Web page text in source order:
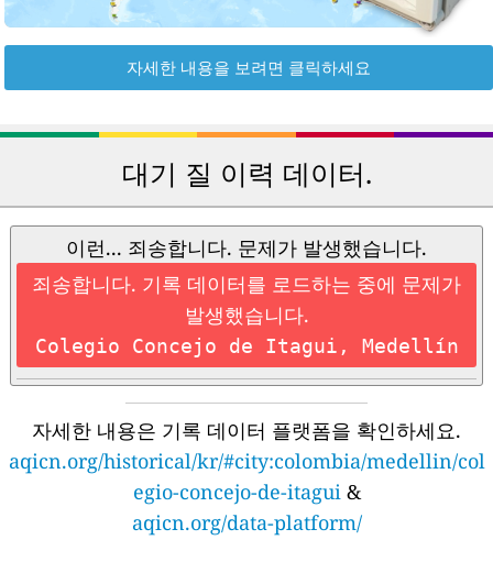
자세한 내용을 보려면 클릭하세요
대기 질 이력 데이터.
이런... 죄송합니다. 문제가 발생했습니다.
죄송합니다. 기록 데이터를 로드하는 중에 문제가
발생했습니다.
Colegio Concejo de Itagui, Medellín
자세한 내용은 기록 데이터 플랫폼을 확인하세요.
aqicn.org/historical/kr/#city:colombia/medellin/col
egio-concejo-de-itagui&
aqicn.org/data-platform/